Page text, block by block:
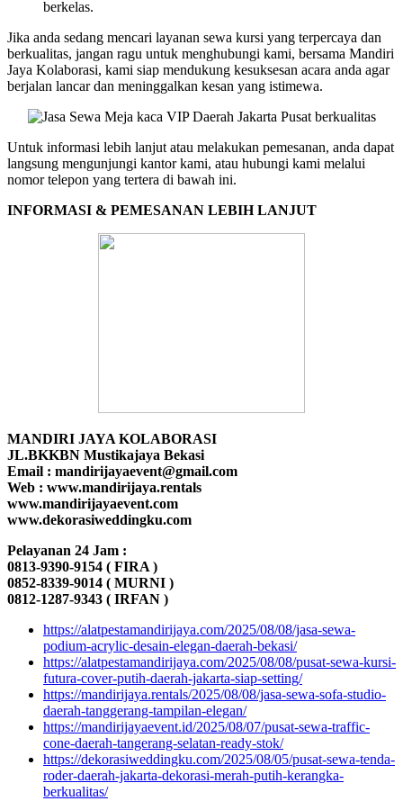
berkelas.
Jika anda sedang mencari layanan sewa kursi yang terpercaya dan
berkualitas, jangan ragu untuk menghubungi kami, bersama Mandiri
Jaya Kolaborasi, kami siap mendukung kesuksesan acara anda agar
berjalan lancar dan meninggalkan kesan yang istimewa.
Untuk informasi lebih lanjut atau melakukan pemesanan, anda dapat
langsung mengunjungi kantor kami, atau hubungi kami melalui
nomor telepon yang tertera di bawah ini.
INFORMASI & PEMESANAN LEBIH LANJUT
MANDIRI JAYA KOLABORASI
JL.BKKBN Mustikajaya Bekasi
Email : mandirijayaevent@gmail.com
Web : www.mandirijaya.rentals
www.mandirijayaevent.com
www.dekorasiweddingku.com
Pelayanan 24 Jam :
0813-9390-9154 ( FIRA )
0852-8339-9014 ( MURNI )
0812-1287-9343 ( IRFAN )
https://alatpestamandirijaya.com/2025/08/08/jasa-sewa-
podium-acrylic-desain-elegan-daerah-bekasi/
https://alatpestamandirijaya.com/2025/08/08/pusat-sewa-kursi-
futura-cover-putih-daerah-jakarta-siap-setting/
https://mandirijaya.rentals/2025/08/08/jasa-sewa-sofa-studio-
daerah-tanggerang-tampilan-elegan/
https://mandirijayaevent.id/2025/08/07/pusat-sewa-traffic-
cone-daerah-tangerang-selatan-ready-stok/
https://dekorasiweddingku.com/2025/08/05/pusat-sewa-tenda-
roder-daerah-jakarta-dekorasi-merah-putih-kerangka-
berkualitas/